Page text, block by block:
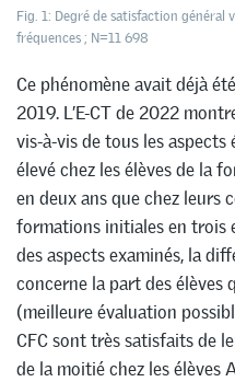
Fig. 1: Degré de satisfaction général
fréquences ; N=11 698
Ce phénomène avait déjà
2019. L’E-CT de 2022
vis-à-vis de tous les
élevé chez les élèves de la
en deux ans que chez leurs
formations initiales en trois
des aspects examinés, la
concerne la part des élèves
(meilleure évaluation
CFC sont très satisfaits de
de la moitié chez les élèves